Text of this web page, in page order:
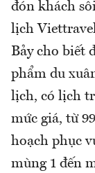
đón khách
lịch
Bảy cho biết
phẩm du
lịch, có lịch
mức giá, từ
hoạch phục
mùng 1 đến